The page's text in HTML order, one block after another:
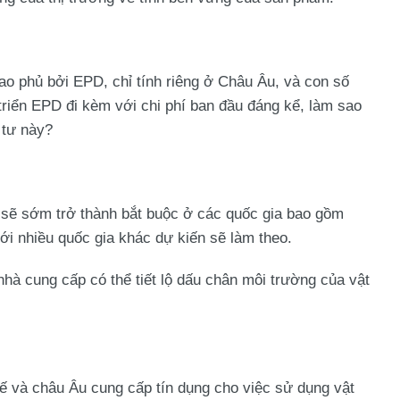
phủ bởi EPD, chỉ tính riêng ở Châu Âu, và con số
EPD đi kèm với chi phí ban đầu đáng kể, làm sao
này?
sớm trở thành bắt buộc ở các quốc gia bao gồm
nhiều quốc gia khác dự kiến sẽ làm theo.
cung cấp có thể tiết lộ dấu chân môi trường của vật
và châu Âu cung cấp tín dụng cho việc sử dụng vật